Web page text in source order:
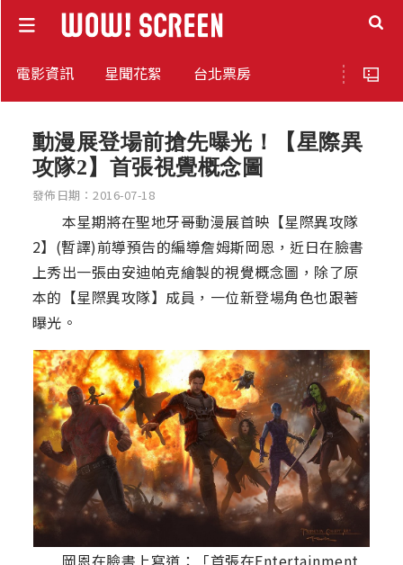
電影資訊 星聞花絮 台北票房
動漫展登場前搶先曝光！【星際異
攻隊2】首張視覺概念圖
發佈日期：2016-07-18
本星期將在聖地牙哥動漫展首映【星際異攻隊
2】(暫譯)前導預告的編導詹姆斯岡恩，近日在臉書
上秀出一張由安迪帕克繪製的視覺概念圖，除了原
本的【星際異攻隊】成員，一位新登場角色也跟著
曝光。
岡恩在臉書上寫道：「首張在Entertainment